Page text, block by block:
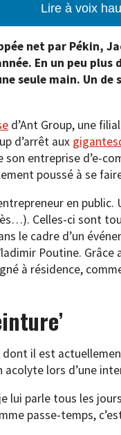
Lire à voix
net par Pékin,
En un peu
seule main. Un de
d’Ant Group, une
d’arrêt aux
son entreprise d’e-
poussé à se
en
Celles-ci sont
le cadre d’un
Poutine. Grâce
à résidence,
dont il est
lors d’une
lui parle tous les
passe-temps,